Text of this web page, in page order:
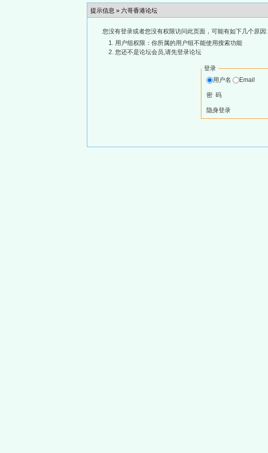
提示信息 » 六哥香港论坛
您没有登录或者您没有权限访问此页面，可能有如下几个原因:
用户组权限：你所属的用户组不能使用搜索功能
您还不是论坛会员,请先登录论坛
登录
用户名
Email
密 码
隐身登录